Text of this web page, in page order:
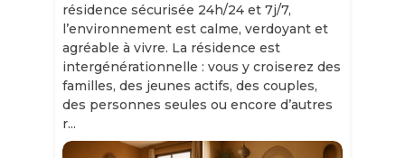
résidence sécurisée 24h/24 et 7j/7,
l’environnement est calme, verdoyant et
agréable à vivre. La résidence est
intergénérationnelle : vous y croiserez des
familles, des jeunes actifs, des couples,
des personnes seules ou encore d’autres
r...
Slide 1 of 11